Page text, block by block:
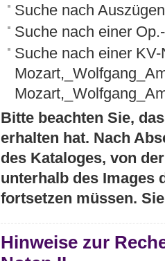
Suche nach
Suche nach einer
Suche nach einer
Bitte beachten Sie,
erhalten hat. Nach
des Kataloges, von
unterhalb des Images
fortsetzen müssen.
Hinweise zur